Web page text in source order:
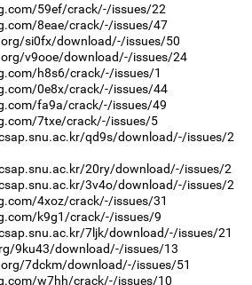
59ef/crack/-/issues/22
8eae/crack/-/issues/47
si0fx/download/-/issues/50
v9ooe/download/-/issues/24
h8s6/crack/-/issues/1
0e8x/crack/-/issues/44
fa9a/crack/-/issues/49
7txe/crack/-/issues/5
qd9s/download/-/issues/2
20ry/download/-/issues/2
3v4o/download/-/issues/2
4xoz/crack/-/issues/31
k9g1/crack/-/issues/9
7ljk/download/-/issues/21
9ku43/download/-/issues/13
7dckm/download/-/issues/51
w7hh/crack/-/issues/10